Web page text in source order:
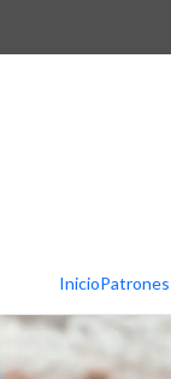
InicioPatrones